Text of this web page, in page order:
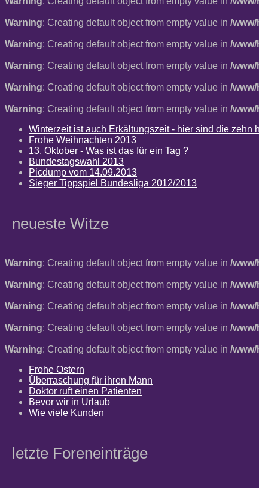
Warning: Creating default object from empty value in /
Warning: Creating default object from empty value in /
Warning: Creating default object from empty value in /
Warning: Creating default object from empty value in /
Warning: Creating default object from empty value in /
Winterzeit ist auch Erkältungszeit - hier sind die zehn
Frohe Weihnachten 2013
13. Oktober - Was ist das für ein Tag ?
Bundestagswahl 2013
Picdump vom 14.09.2013
Sieger Tippspiel Bundesliga 2012/2013
neueste Witze
Warning: Creating default object from empty value in /
Warning: Creating default object from empty value in /
Warning: Creating default object from empty value in /
Warning: Creating default object from empty value in /
Warning: Creating default object from empty value in /
Frohe Ostern
Überraschung für ihren Mann
Doktor ruft einen Patienten
Bevor wir in Urlaub
Wie viele Kunden
letzte Foreneinträge